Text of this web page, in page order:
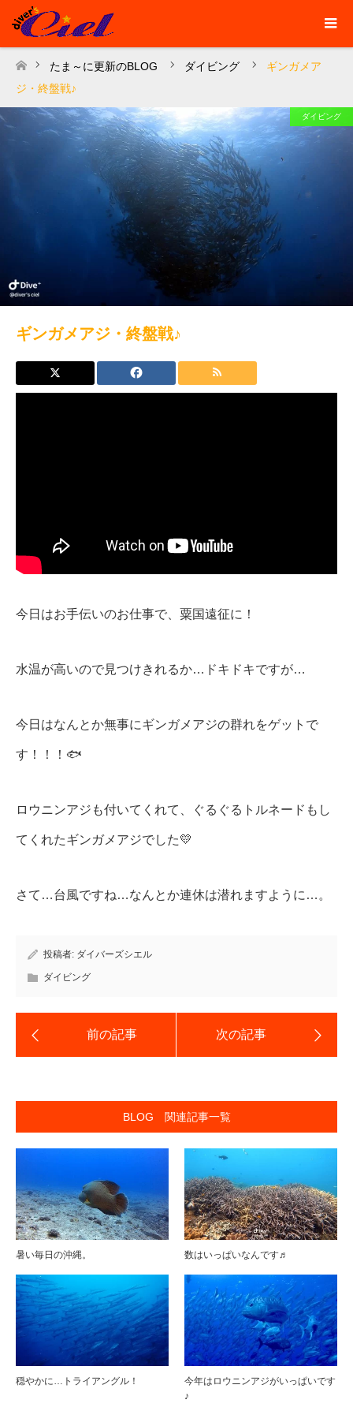
ホーム
たま～に更新のBLOG ダイビング
ギンガメア
ジ・終盤戦♪
ダイビング
ギンガメアジ・終盤戦♪
今日はお手伝いのお仕事で、粟国遠征に！
水温が高いので見つけきれるか…ドキドキですが…
今日はなんとか無事にギンガメアジの群れをゲットで
す！！！🐟
ロウニンアジも付いてくれて、ぐるぐるトルネードもし
てくれたギンガメアジでした💛
さて…台風ですね…なんとか連休は潜れますように…。
投稿者: ダイバーズシエル
ダイビング
BLOG 関連記事一覧
暑い毎日の沖縄。 数はいっぱいなんです♬
穏やかに…トライアングル！
今年はロウニンアジがいっぱいです
♪